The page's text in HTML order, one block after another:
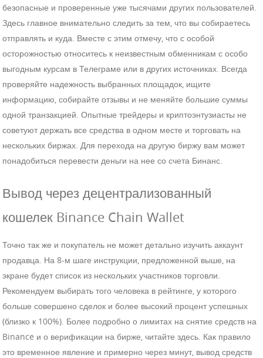
безопасные и проверенные уже тысячами других пользователей.
Здесь главное внимательно следить за тем, что вы собираетесь
отправлять и куда. Вместе с этим отмечу, что с особой
осторожностью относитесь к неизвестным обменникам с особо
выгодным курсам в Телеграме или в других источниках. Всегда
проверяйте надежность выбранных площадок, ищите
информацию, собирайте отзывы и не меняйте большие суммы
одной транзакцией. Опытные трейдеры и криптоэнтузиасты не
советуют держать все средства в одном месте и торговать на
нескольких биржах. Для перехода на другую биржу вам может
понадобиться перевести деньги на нее со счета Бинанс.
Вывод через децентрализованный
кошелек Binance Chain Wallet
Точно так же и покупатель не может детально изучить аккаунт
продавца. На 8-м шаге инструкции, предложенной выше, на
экране будет список из нескольких участников торговли.
Рекомендуем выбирать того человека в рейтинге, у которого
больше совершено сделок и более высокий процент успешных
(близко к 100%). Более подробно о лимитах на снятие средств на
Binance и о верификации на бирже, читайте здесь. Как правило
это временное явление и примерно через минут, вывод средств